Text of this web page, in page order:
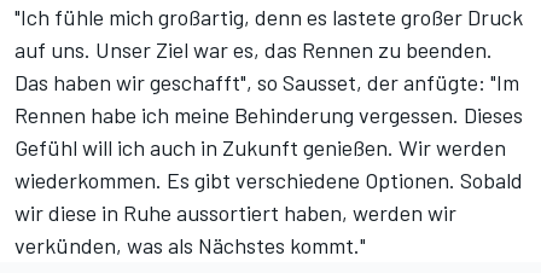
"Ich fühle mich großartig, denn es lastete großer Druck
auf uns. Unser Ziel war es, das Rennen zu beenden.
Das haben wir geschafft", so Sausset, der anfügte: "Im
Rennen habe ich meine Behinderung vergessen. Dieses
Gefühl will ich auch in Zukunft genießen. Wir werden
wiederkommen. Es gibt verschiedene Optionen. Sobald
wir diese in Ruhe aussortiert haben, werden wir
verkünden, was als Nächstes kommt."